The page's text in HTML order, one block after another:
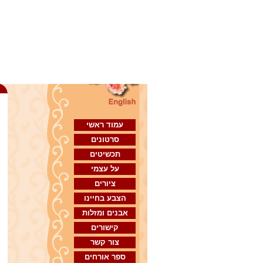
עמוד ראשי
סרטונים
תכשיטים
על עצמי
ציורים
הצבע בחיינו
אבנים ומזלות
קישורים
צור קשר
ספר אורחים